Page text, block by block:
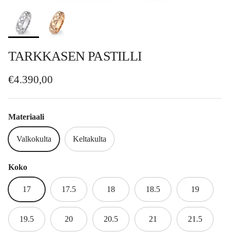
TARKKASEN PASTILLI
Normaalihinta
€4.390,00
Materiaali
Valkokulta Keltakulta
Koko
17 17.5 18 18.5 19
19.5 20 20.5 21 21.5